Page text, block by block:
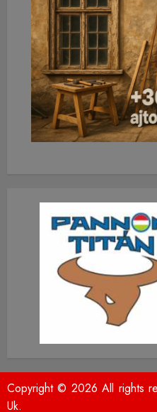
Copyright © 2026 All rights
Uk.